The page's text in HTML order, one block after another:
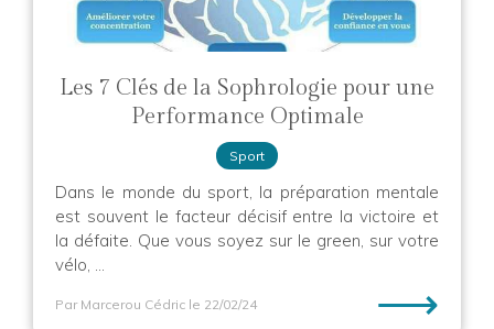
Les 7 Clés de la Sophrologie pour une
Performance Optimale
Sport
Dans le monde du sport, la préparation mentale
est souvent le facteur décisif entre la victoire et
la défaite. Que vous soyez sur le green, sur votre
vélo, ...
Par Marcerou Cédric le 22/02/24 ⟶